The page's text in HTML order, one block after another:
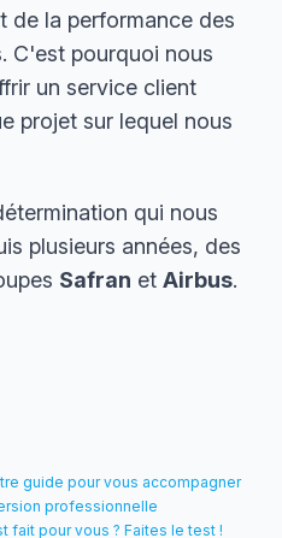
de la performance des
C'est pourquoi nous
un service client
projet sur lequel nous
qui nous
plusieurs années, des
Safran et Airbus.
guide pour vous accompagner
professionnelle
fait pour vous ? Faites le test !